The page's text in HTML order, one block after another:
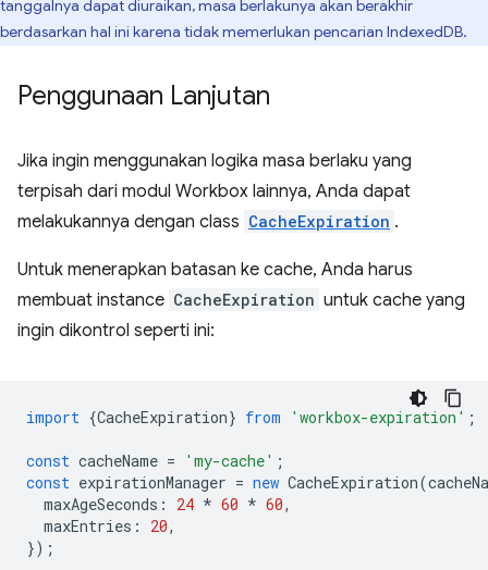
tanggalnya dapat diuraikan, masa berlakunya akan berakhir
berdasarkan hal ini karena tidak memerlukan pencarian IndexedDB.
Penggunaan Lanjutan
Jika ingin menggunakan logika masa berlaku yang
terpisah dari modul Workbox lainnya, Anda dapat
melakukannya dengan class CacheExpiration .
Untuk menerapkan batasan ke cache, Anda harus
membuat instance CacheExpiration untuk cache yang
ingin dikontrol seperti ini:
import {CacheExpiration} from 'workbox-expiration' ;
const cacheName = 'my-cache' ;
const expirationManager = new CacheExpiration(
maxAgeSeconds : 24 * 60 * 60,
maxEntries : 20,
});